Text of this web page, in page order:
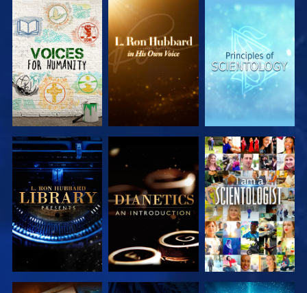
UTFORSKA
SERIEN
UTFORSKA
SERIEN
UTFORSKA
SERIEN
UTFORSKA
SERIEN
UTFORSKA
SERIEN
TITTA